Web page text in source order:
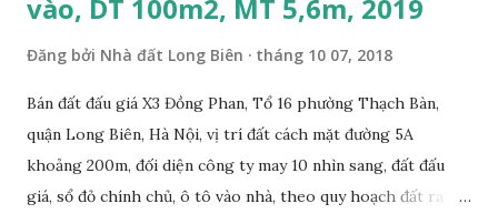
vào, DT 100m2, MT 5,6m, 2019
Đăng bởi Nhà đất Long Biên tháng 10 07, 2018
Bán đất đấu giá X3 Đồng Phan, Tổ 16 phường Thạch Bàn,
quận Long Biên, Hà Nội, vị trí đất cách mặt đường 5A
khoảng 200m, đối diện công ty may 10 nhìn sang, đất đấu
giá, sổ đỏ chính chủ, ô tô vào nhà, theo quy hoạch đất ra